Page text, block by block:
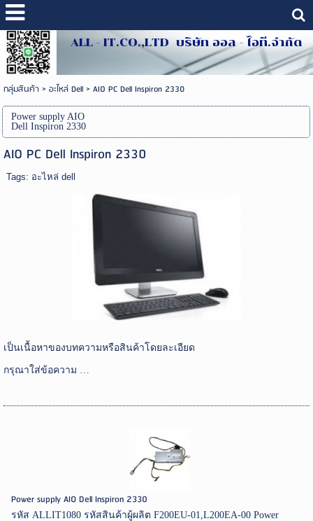
ALL - IT.CO.,LTD บริษัท ออล - ไอที.จำกัด
กลุ่มสินค้า > อะไหล่ Dell> AIO PC Dell Inspiron 2330
Power supply AIO
Dell Inspiron 2330
AIO PC Dell Inspiron 2330
Tags: อะไหล่ dell
เป็นเนื้อหาของบทความหรือสินค้าโดยละเอียด
กรุณาใส่ข้อความ …
Power supply AIO Dell Inspiron 2330
รหัส ALLIT1080 รหัสสินค้าผู้ผลิต F200EU-01,L200EA-00 Power